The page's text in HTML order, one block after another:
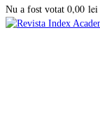
Nu a fost votat 0,00 lei